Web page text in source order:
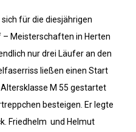
für die diesjährigen
Meisterschaften in Herten
nur drei Läufer an den
ließen einen Start
M 55 gestartet
besteigen. Er legte
Friedhelm und Helmut